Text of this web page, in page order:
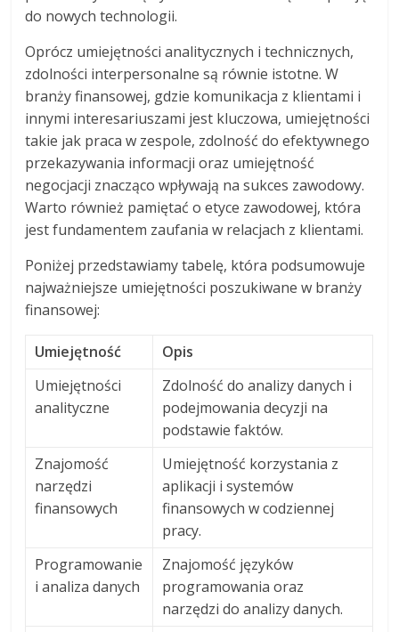
do nowych technologii.
Oprócz umiejętności analitycznych i technicznych,
zdolności interpersonalne są równie istotne. W
branży finansowej, gdzie komunikacja z klientami i
innymi interesariuszami jest kluczowa, umiejętności
takie jak praca w zespole, zdolność do efektywnego
przekazywania informacji oraz umiejętność
negocjacji znacząco wpływają na sukces zawodowy.
Warto również pamiętać o etyce zawodowej, która
jest fundamentem zaufania w relacjach z klientami.
Poniżej przedstawiamy tabelę, która podsumowuje
najważniejsze umiejętności poszukiwane w branży
finansowej:
Umiejętność
Opis
Umiejętności
analityczne
Zdolność do analizy danych i
podejmowania decyzji na
podstawie faktów.
Znajomość
narzędzi
finansowych
Umiejętność korzystania z
aplikacji i systemów
finansowych w codziennej
pracy.
Programowanie
i analiza danych
Znajomość języków
programowania oraz
narzędzi do analizy danych.